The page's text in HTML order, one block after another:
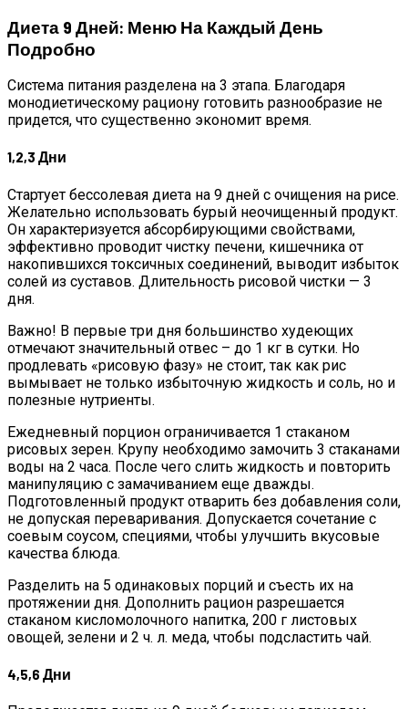
Диета 9 Дней: Меню На Каждый День
Подробно
Система питания разделена на 3 этапа. Благодаря
монодиетическому рациону готовить разнообразие не
придется, что существенно экономит время.
1,2,3 Дни
Стартует бессолевая диета на 9 дней с очищения на рисе.
Желательно использовать бурый неочищенный продукт.
Он характеризуется абсорбирующими свойствами,
эффективно проводит чистку печени, кишечника от
накопившихся токсичных соединений, выводит избыток
солей из суставов. Длительность рисовой чистки — 3
дня.
Важно! В первые три дня большинство худеющих
отмечают значительный отвес – до 1 кг в сутки. Но
продлевать «рисовую фазу» не стоит, так как рис
вымывает не только избыточную жидкость и соль, но и
полезные нутриенты.
Ежедневный порцион ограничивается 1 стаканом
рисовых зерен. Крупу необходимо замочить 3 стаканами
воды на 2 часа. После чего слить жидкость и повторить
манипуляцию с замачиванием еще дважды.
Подготовленный продукт отварить без добавления соли,
не допуская переваривания. Допускается сочетание с
соевым соусом, специями, чтобы улучшить вкусовые
качества блюда.
Разделить на 5 одинаковых порций и съесть их на
протяжении дня. Дополнить рацион разрешается
стаканом кисломолочного напитка, 200 г листовых
овощей, зелени и 2 ч. л. меда, чтобы подсластить чай.
4,5,6 Дни